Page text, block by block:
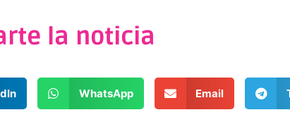
la noticia
WhatsApp Email